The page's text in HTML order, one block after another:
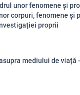
unor fenomene și
corpuri, fenomene și
proprii
mediului de viață